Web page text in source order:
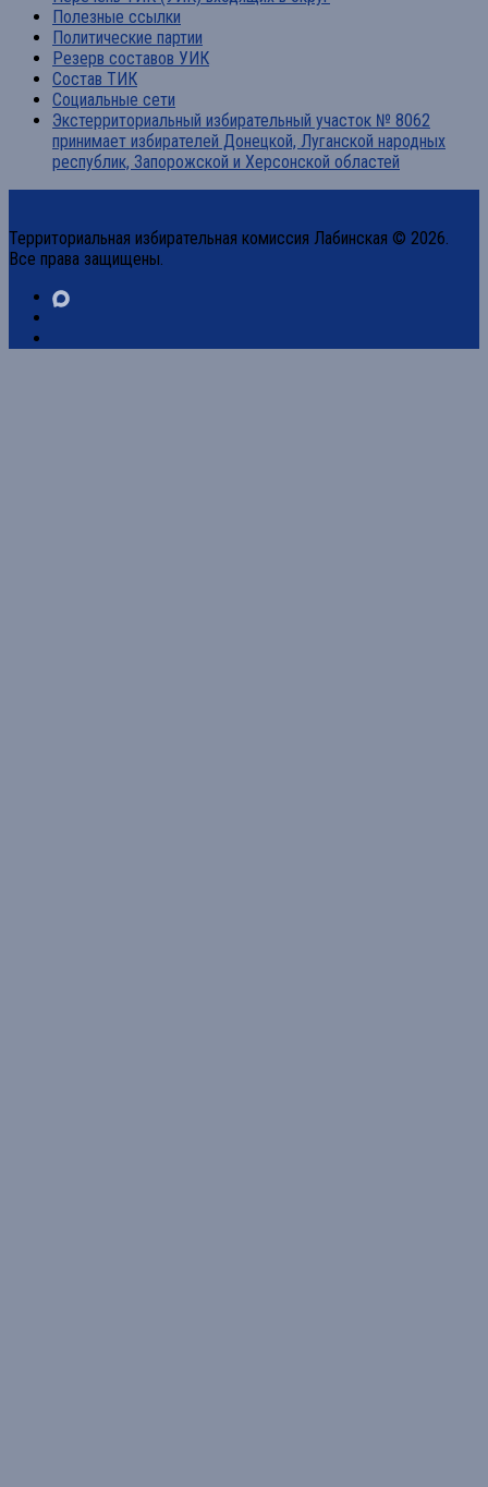
Полезные ссылки
Политические партии
Резерв составов УИК
Состав ТИК
Социальные сети
Экстерриториальный избирательный участок № 8062
принимает избирателей Донецкой, Луганской народных
республик, Запорожской и Херсонской областей
Территориальная избирательная комиссия Лабинская © 2026.
Все права защищены.